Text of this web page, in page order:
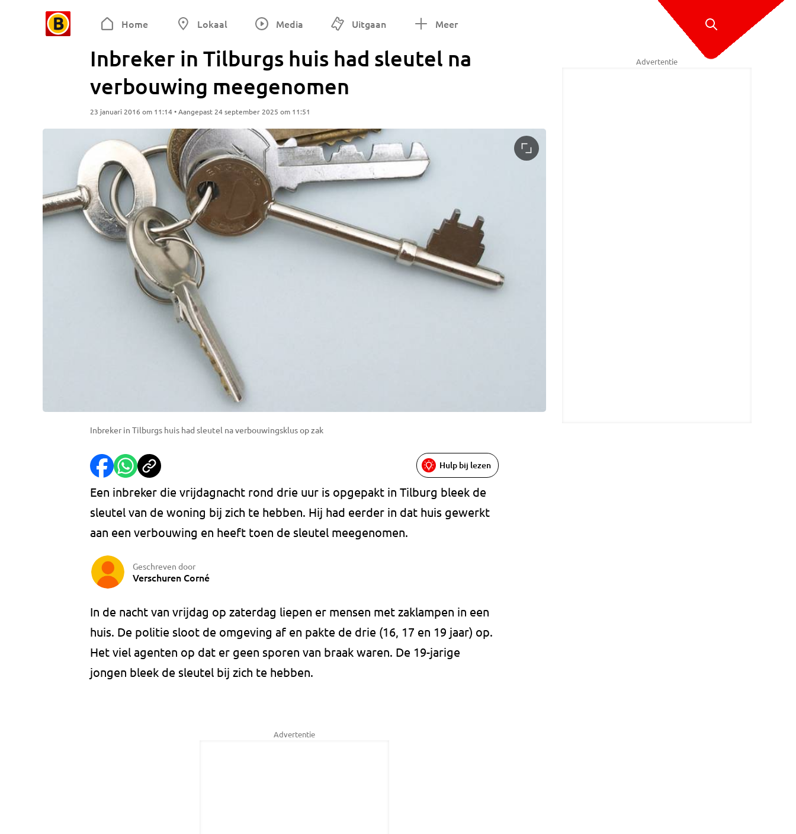
Home Lokaal Media Uitgaan Meer
Inbreker in Tilburgs huis had sleutel na
verbouwing meegenomen
23 januari 2016 om 11:14 • Aangepast 24 september 2025 om 11:51
Inbreker in Tilburgs huis had sleutel na verbouwingsklus op zak
Hulp bij lezen
Een inbreker die vrijdagnacht rond drie uur is opgepakt in Tilburg bleek de
sleutel van de woning bij zich te hebben. Hij had eerder in dat huis gewerkt
aan een verbouwing en heeft toen de sleutel meegenomen.
Geschreven door
Verschuren Corné
In de nacht van vrijdag op zaterdag liepen er mensen met zaklampen in een
huis. De politie sloot de omgeving af en pakte de drie (16, 17 en 19 jaar) op.
Het viel agenten op dat er geen sporen van braak waren. De 19-jarige
jongen bleek de sleutel bij zich te hebben.
Advertentie
Advertentie